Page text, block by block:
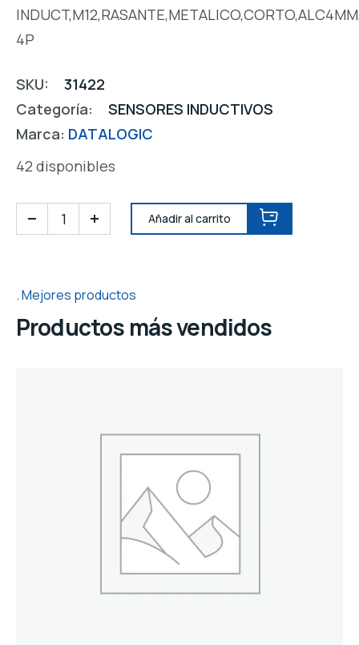
4P
SKU:
31422
Categoría:
SENSORES INDUCTIVOS
Marca: DATALOGIC
42 disponibles
Añadir al carrito
Mejores productos
Productos más vendidos